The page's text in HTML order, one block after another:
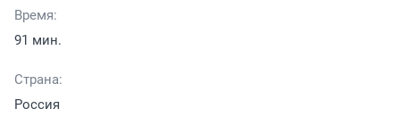
Время:
91 мин.
Страна:
Россия